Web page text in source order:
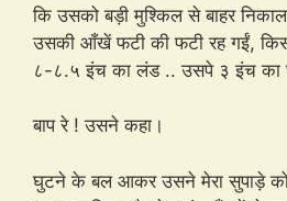
कि उसको बड़ी मुश्किल से बाहर
उसकी आँखें फटी की फटी रह गईं,
८-८.५ इंच का लंड .. उसपे ३ इंच का
बाप रे ! उसने कहा।
घुटने के बल आकर उसने मेरा सुपाड़े को